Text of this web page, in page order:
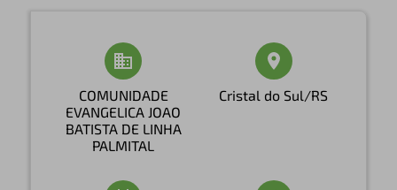
COMUNIDADE
EVANGELICA JOAO
BATISTA DE LINHA
PALMITAL
Cristal do Sul/RS